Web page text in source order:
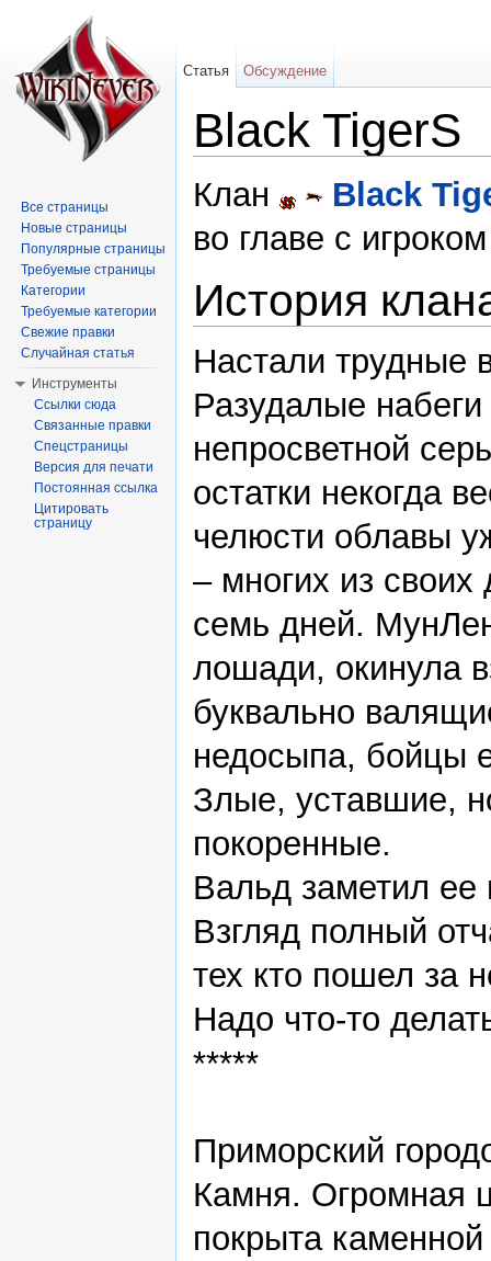
Black TigerS
Клан
Black
во главе с
История
Настали трудные
Разудалые
непросветной
остатки некогда
челюсти облавы
– многих из
семь дней.
лошади, окинула
буквально
недосыпа, бойцы
Злые, уставшие,
покоренные.
Вальд заметил ее
Взгляд полный
тех кто пошел за
Надо что-то
*****
Приморский
Камня. Огромная
покрыта
Статья Обсуждение
Все страницы
Новые страницы
Популярные страницы
Требуемые страницы
Категории
Требуемые категории
Свежие правки
Случайная статья
Инструменты
Ссылки сюда
Связанные правки
Спецстраницы
Версия для печати
Постоянная ссылка
Цитировать
страницу